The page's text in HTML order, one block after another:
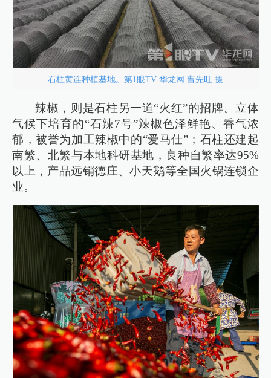
石柱黄连种植基地。第1眼TV-华龙网 曹先旺 摄
辣椒，则是石柱另一道“火红”的招牌。立体
气候下培育的“石辣7号”辣椒色泽鲜艳、香气浓
郁，被誉为加工辣椒中的“爱马仕”；石柱还建起
南繁、北繁与本地科研基地，良种自繁率达95%
以上，产品远销德庄、小天鹅等全国火锅连锁企
业。